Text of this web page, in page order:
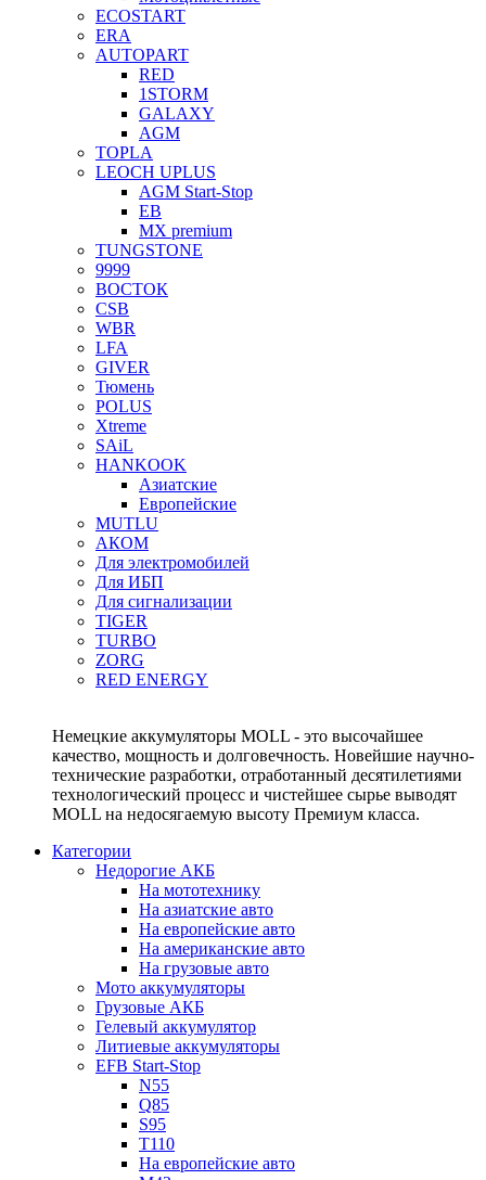
ECOSTART
ERA
AUTOPART
RED
1STORM
GALAXY
AGM
TOPLA
LEOCH UPLUS
AGM Start-Stop
EB
MX premium
TUNGSTONE
9999
ВОСТОК
CSB
WBR
LFA
GIVER
Тюмень
POLUS
Xtreme
SAiL
HANKOOK
Азиатские
Европейские
MUTLU
АКОМ
Для электромобилей
Для ИБП
Для сигнализации
TIGER
TURBO
ZORG
RED ENERGY
Немецкие аккумуляторы MOLL - это высочайшее
качество, мощность и долговечность. Новейшие научно-
технические разработки, отработанный десятилетиями
технологический процесс и чистейшее сырье выводят
MOLL на недосягаемую высоту Премиум класса.
Категории
Недорогие АКБ
На мототехнику
На азиатские авто
На европейские авто
На американские авто
На грузовые авто
Мото аккумуляторы
Грузовые АКБ
Гелевый аккумулятор
Литиевые аккумуляторы
EFB Start-Stop
N55
Q85
S95
T110
На европейские авто